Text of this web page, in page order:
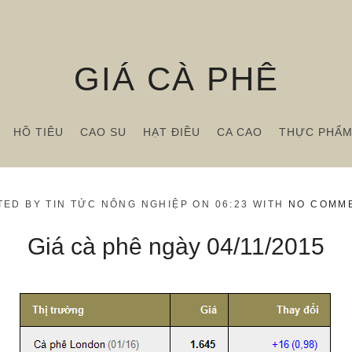
GIÁ CÀ PHÊ
HỒ TIÊU CAO SU HẠT ĐIỀU CA CAO THỰC PHẨM
BY TIN TỨC NÔNG NGHIỆP ON 06:23 WITH NO
Giá cà phê ngày 04/11/2015